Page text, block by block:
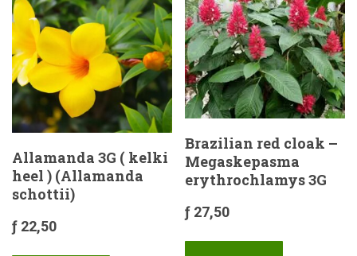
Allamanda 3G ( kelki
heel ) (Allamanda
schottii)
ƒ 22,50
Brazilian red cloak –
Megaskepasma
erythrochlamys 3G
ƒ 27,50